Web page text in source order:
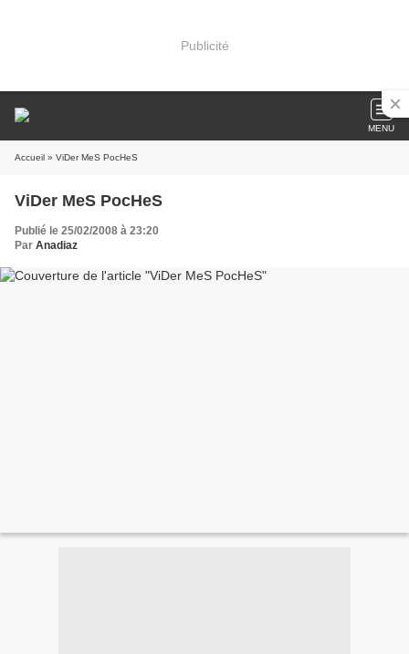
Publicité
MENU
Accueil » ViDer MeS PocHeS
ViDer MeS PocHeS
Publié le 25/02/2008 à 23:20
Par Anadiaz